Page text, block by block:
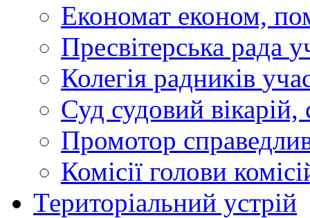
Економат економ,
Пресвітерська рада
Колегія радників
Суд судовий вікарій,
Промотор
Комісії голови
Територіальний устрій